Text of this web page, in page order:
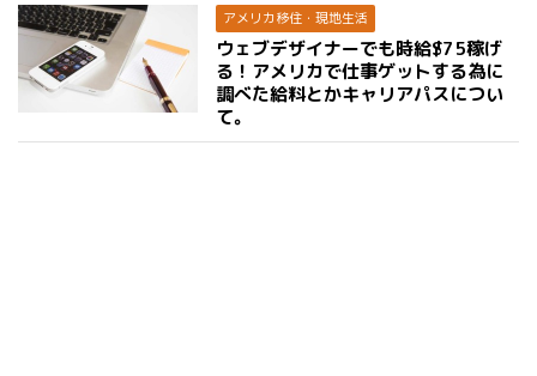
アメリカ移住・現地生活
ウェブデザイナーでも時給$75稼げ
る！アメリカで仕事ゲットする為に
調べた給料とかキャリアパスについ
て。